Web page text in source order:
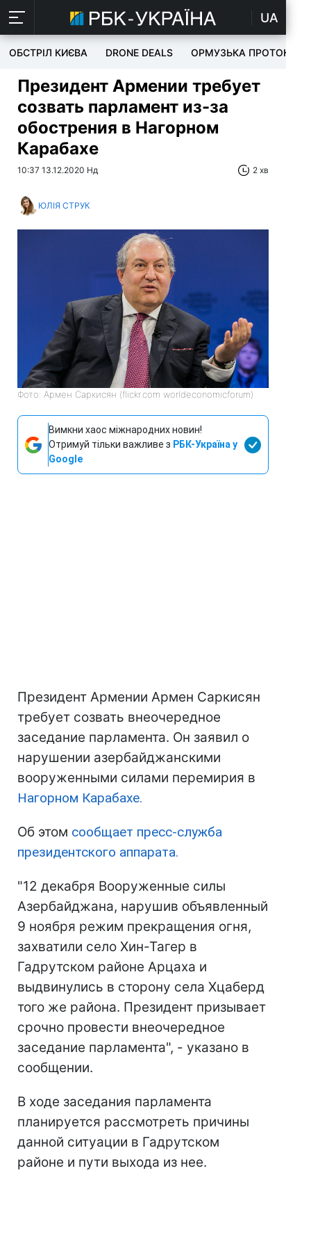
UA
ОБСТРІЛ КИЄВА DRONE DEALS ОРМУЗЬКА ПРОТОКА
Президент Армении требует
созвать парламент из-за
обострения в Нагорном
Карабахе
10:37 13.12.2020 Нд 2 хв
ЮЛІЯ СТРУК
Фото: Армен Саркисян (flickr.com worldeconomicforum)
Вимкни хаос міжнародних новин!
Отримуй тільки важливе з РБК-Україна у
Google
Президент Армении Армен Саркисян
требует созвать внеочередное
заседание парламента. Он заявил о
нарушении азербайджанскими
вооруженными силами перемирия в
Нагорном Карабахе.
Об этом сообщает пресс-служба
президентского аппарата.
"12 декабря Вооруженные силы
Азербайджана, нарушив объявленный
9 ноября режим прекращения огня,
захватили село Хин-Тагер в
Гадрутском районе Арцаха и
выдвинулись в сторону села Хцаберд
того же района. Президент призывает
срочно провести внеочередное
заседание парламента", - указано в
сообщении.
В ходе заседания парламента
планируется рассмотреть причины
данной ситуации в Гадрутском
районе и пути выхода из нее.